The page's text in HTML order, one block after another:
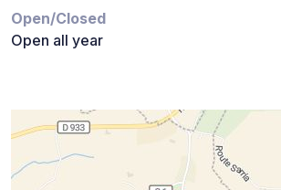
Open/Closed
Open all year